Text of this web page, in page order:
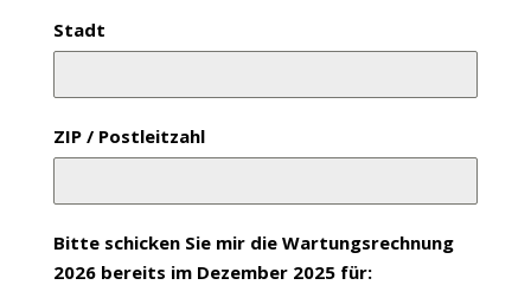
Stadt
ZIP / Postleitzahl
Bitte schicken Sie mir die Wartungsrechnung
2026 bereits im Dezember 2025 für: